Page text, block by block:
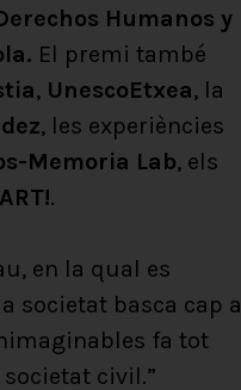
Humanos y
El premi també
, UnescoEtxea, la
, les experiències
Memoria Lab, els
.
en la qual es
societat basca cap a
fa tot
civil.”